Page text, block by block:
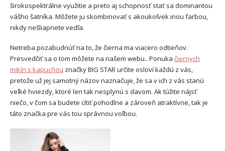
širokospektrálne využitie a preto aj schopnosť stať sa dominantou
vášho šatníka. Môžete ju skombinovať s akoukoľvek inou farbou,
nikdy nešliapnete vedľa.
Netreba pozabudnúť na to, že čierna ma viacero odtieňov.
Presvedčiť sa o tom môžete na našem webu.. Ponuka čiernych
mikín s kapucňou značky BIG STAR určite osloví každú z vás,
pretože už jej samotný názov naznačuje, že sa v ich z vás stanú
veľké hviezdy, ktoré len tak nesplynú s davom. Ak túžite nájsť
niečo, v čom sa budete cítiť pohodlne a zároveň atraktívne, tak je
táto značka pre vás tou správnou voľbou.